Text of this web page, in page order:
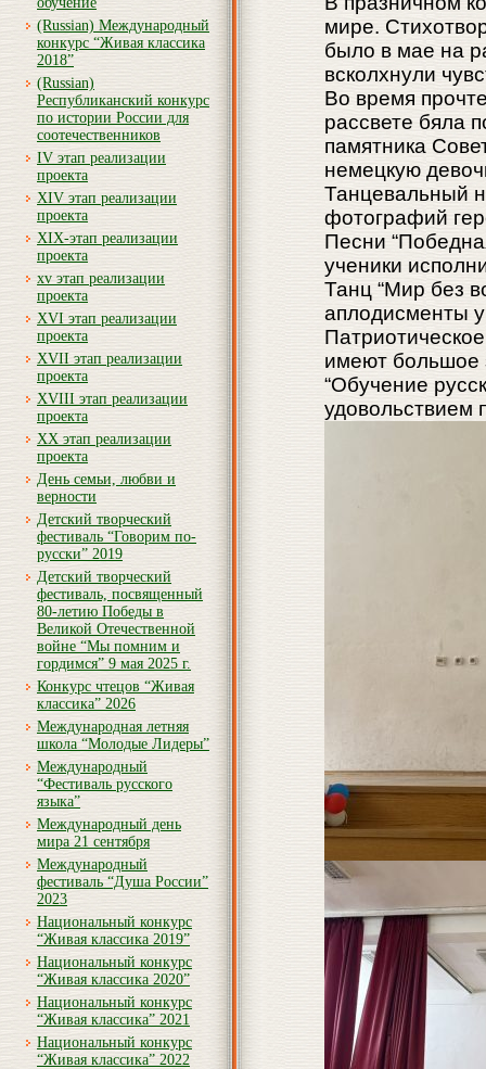
(Russian) Международный
конкурс “Живая классика
2018”
(Russian)
Республиканский конкурс
по истории России для
соотечественников
IV этап реализации
проекта
XIV этап реализации
проекта
XIX-этап реализации
проекта
xv этап реализации
проекта
XVI этап реализации
проекта
XVII этап реализации
проекта
XVIII этап реализации
проекта
XX этап реализации
проекта
День семьи, любви и
верности
Детский творческий
фестиваль “Говорим по-
русски” 2019
Детский творческий
фестиваль, посвященный
80-летию Победы в
Великой Отечественной
войне “Мы помним и
гордимся” 9 мая 2025 г.
Конкурс чтецов “Живая
классика” 2026
Международная летняя
школа “Молодые Лидеры”
Международный
“Фестиваль русского
языка”
Международный день
мира 21 сентября
Международный
фестиваль “Душа России”
2023
Национальный конкурс
“Живая классика 2019”
Национальный конкурс
“Живая классика 2020”
Национальный конкурс
“Живая классика” 2021
Национальный конкурс
“Живая классика” 2022
мире.
было в мае на
всколхнули
Во время
рассвете бяла
памятника
немецкую
Танцевальный
фотографий
Песни
ученики
Танц “Мир без
аплодисменты
имеют большое
“Обучение
удовольствием